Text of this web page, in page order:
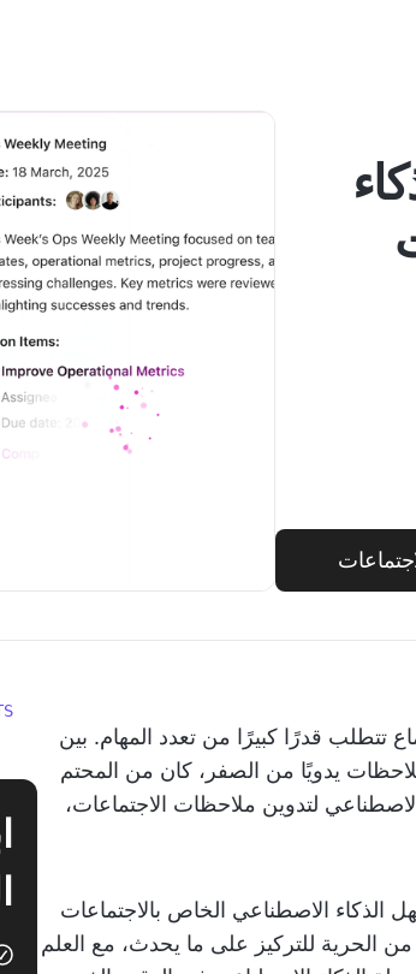
تتطلب قدرًا كبيرًا من تعدد المهام. بين
يدويًا من الصفر، كان من المحتم
لتدوين ملاحظات الاجتماعات،
الذكاء الاصطناعي الخاص بالاجتماعات
الحرية للتركيز على ما يحدث، مع العلم